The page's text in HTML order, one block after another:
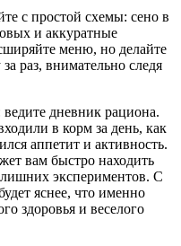
с простой схемы: сено в
и аккуратные
меню, но делайте
раз, внимательно следя
дневник рациона.
в корм за день, как
аппетит и активность.
вам быстро находить
экспериментов. С
яснее, что именно
здоровья и веселого